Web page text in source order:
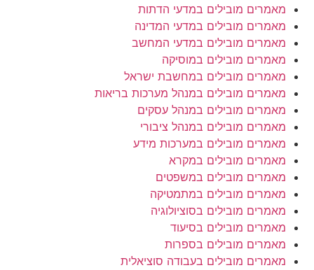
מאמרים מובילים במדעי הדתות
מאמרים מובילים במדעי המדינה
מאמרים מובילים במדעי המחשב
מאמרים מובילים במוסיקה
מאמרים מובילים במחשבת ישראל
מאמרים מובילים במנהל מערכות בריאות
מאמרים מובילים במנהל עסקים
מאמרים מובילים במנהל ציבורי
מאמרים מובילים במערכות מידע
מאמרים מובילים במקרא
מאמרים מובילים במשפטים
מאמרים מובילים במתמטיקה
מאמרים מובילים בסוציולוגיה
מאמרים מובילים בסיעוד
מאמרים מובילים בספרות
מאמרים מובילים בעבודה סוציאלית